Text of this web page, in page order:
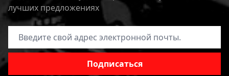
лучших предложениях
Адрес электронной почты
Подписаться